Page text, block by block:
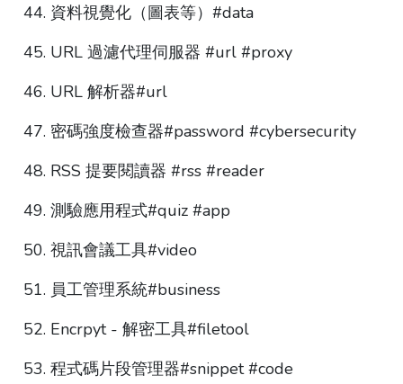
資料視覺化（圖表等）#data
URL 過濾代理伺服器 #url #proxy
URL 解析器#url
密碼強度檢查器#password #cybersecurity
RSS 提要閱讀器 #rss #reader
測驗應用程式#quiz #app
視訊會議工具#video
員工管理系統#business
Encrpyt - 解密工具#filetool
程式碼片段管理器#snippet #code